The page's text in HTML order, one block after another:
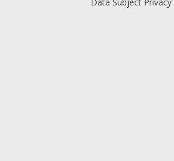
Data Subject Privacy